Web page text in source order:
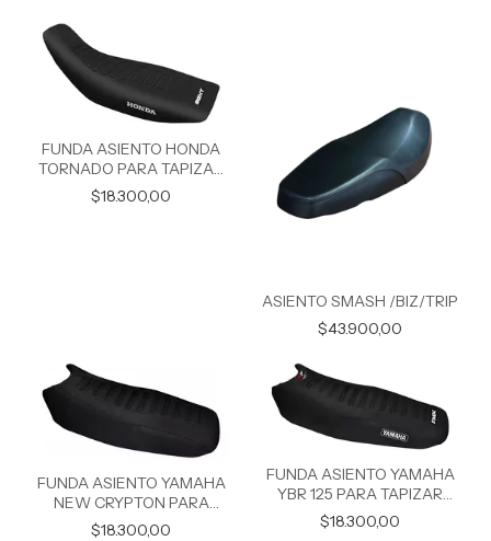
FUNDA ASIENTO HONDA
TORNADO PARA TAPIZAR
ANTIDESLIZANTE
$18.300,00
ASIENTO SMASH /BIZ/TRIP
$43.900,00
FUNDA ASIENTO YAMAHA
NEW CRYPTON PARA
TAPIZAR ANTIDESLIZANTE
$18.300,00
FUNDA ASIENTO YAMAHA
YBR 125 PARA TAPIZAR
ANTIDESLIZANTE
$18.300,00